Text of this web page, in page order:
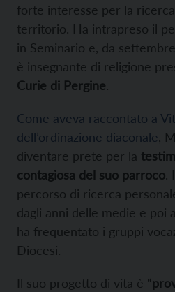
forte interesse per la
territorio. Ha intrapreso il
in Seminario e, da
è insegnante di religione
Curie di Pergine.
Come aveva raccontato a
dell’ordinazione diaconale ,
diventare prete per la
contagiosa del suo parroco.
percorso di ricerca
dagli anni delle medie e poi
ha frequentato i gruppi
Diocesi.
Il suo progetto di vita è “